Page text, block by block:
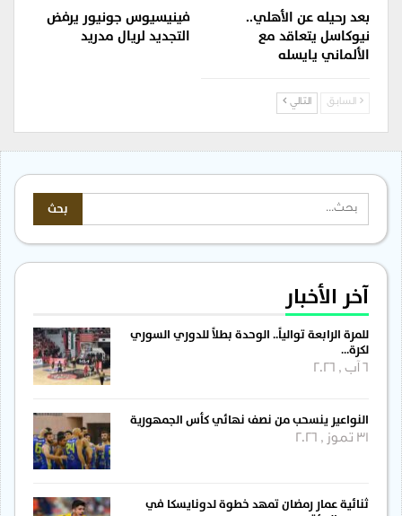
بعد رحيله عن الأهلي..
نيوكاسل يتعاقد مع
الألماني يايسله
فينيسيوس جونيور يرفض
التجديد لريال مدريد
السابق التالي
آخر الأخبار
للمرة الرابعة توالياً.. الوحدة بطلاً للدوري السوري
لكرة…
النواعير ينسحب من نصف نهائي كأس الجمهورية
31 تموز , 2026
ثنائية عمار رمضان تمهد خطوة لدونايسكا في